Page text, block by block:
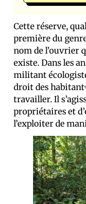
Cette réserve,
première du
nom de l’ouvrier
existe. Dans les
militant
droit des
travailler. Il
propriétaires et
l’exploiter de